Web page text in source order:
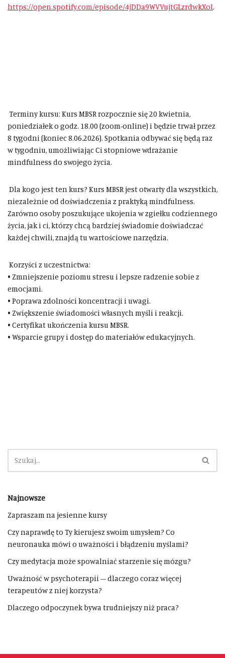
https://open.spotify.com/episode/4jDDa9WVVujtGLzrdwkXoI.
Terminy kursu: Kurs MBSR rozpocznie się 20 kwietnia,
poniedziałek o godz. 18.00 (zoom-online) i będzie trwał przez
8 tygodni (koniec 8.06.2026). Spotkania odbywać się będą raz
w tygodniu, umożliwiając Ci stopniowe wdrażanie
mindfulness do swojego życia.
Dla kogo jest ten kurs? Kurs MBSR jest otwarty dla wszystkich,
niezależnie od doświadczenia z praktyką mindfulness.
Zarówno osoby poszukujące ukojenia w zgiełku codziennego
życia, jak i ci, którzy chcą bardziej świadomie doświadczać
każdej chwili, znajdą tu wartościowe narzędzia.
Korzyści z uczestnictwa:
• Zmniejszenie poziomu stresu i lepsze radzenie sobie z
emocjami.
• Poprawa zdolności koncentracji i uwagi.
• Zwiększenie świadomości własnych myśli i reakcji.
• Certyfikat ukończenia kursu MBSR.
• Wsparcie grupy i dostęp do materiałów edukacyjnych.
Najnowsze
Zapraszam na jesienne kursy
Czy naprawdę to Ty kierujesz swoim umysłem? Co
neuronauka mówi o uważności i błądzeniu myślami?
Czy medytacja może spowalniać starzenie się mózgu?
Uważność w psychoterapii – dlaczego coraz więcej
terapeutów z niej korzysta?
Dlaczego odpoczynek bywa trudniejszy niż praca?